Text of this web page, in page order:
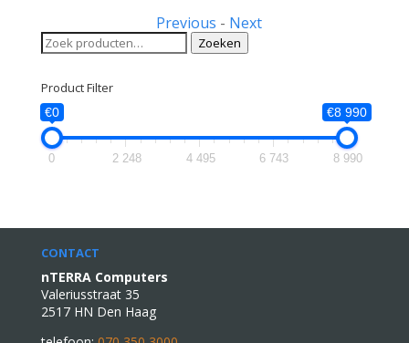
Previous - Next
Zoeken
naar:
Zoeken
Product Filter
€0 €8 990
0 2 248 4 495 6 743 8 990
CONTACT
nTERRA Computers
Valeriusstraat 35
2517 HN Den Haag